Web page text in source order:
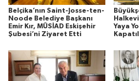
Belçika’nın Saint-Josse-ten-
Noode Belediye Başkanı
Emir Kır, MÜSİAD Eskişehir
Şubesi’ni Ziyaret Etti
Yaya